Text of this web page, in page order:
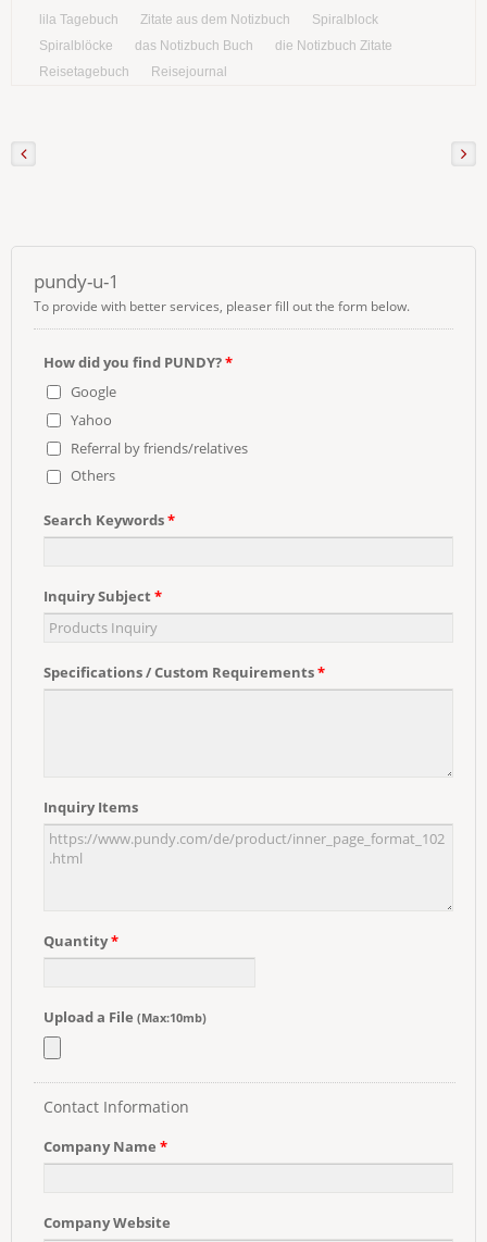
lila Tagebuch
Zitate aus dem Notizbuch
Spiralblock
Spiralblöcke
das Notizbuch Buch
die Notizbuch Zitate
Reisetagebuch
Reisejournal